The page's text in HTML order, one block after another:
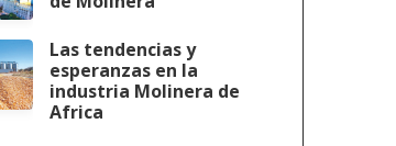
Las tendencias y
esperanzas en la
industria Molinera de
Africa